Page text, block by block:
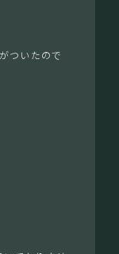
ついたので